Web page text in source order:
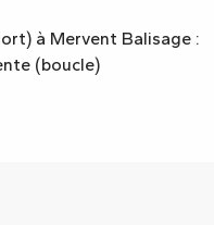
à Mervent Balisage :
(boucle)